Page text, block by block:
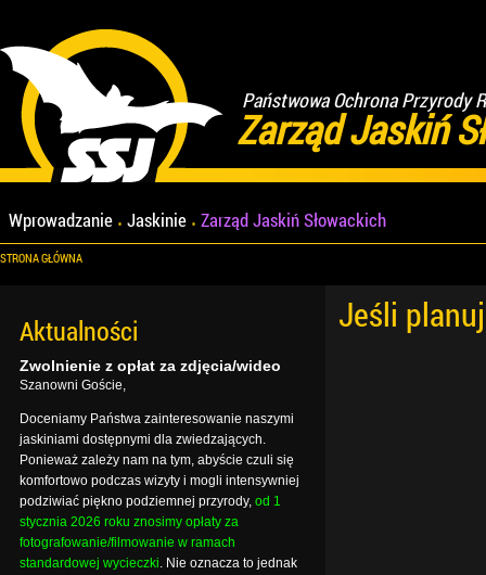
Państwowa Ochrona Przyrody
Zarząd Jaskiń
Wprowadzanie Jaskinie Zarząd Jaskiń Słowackich
STRONA GŁÓWNA
Jeśli
Aktualności
Zwolnienie z opłat za zdjęcia/wideo
Szanowni Goście,
Doceniamy Państwa zainteresowanie naszymi
jaskiniami dostępnymi dla zwiedzających.
Ponieważ zależy nam na tym, abyście czuli się
komfortowo podczas wizyty i mogli intensywniej
podziwiać piękno podziemnej przyrody, od 1
stycznia 2026 roku znosimy opłaty za
fotografowanie/filmowanie w ramach
standardowej wycieczki. Nie oznacza to jednak